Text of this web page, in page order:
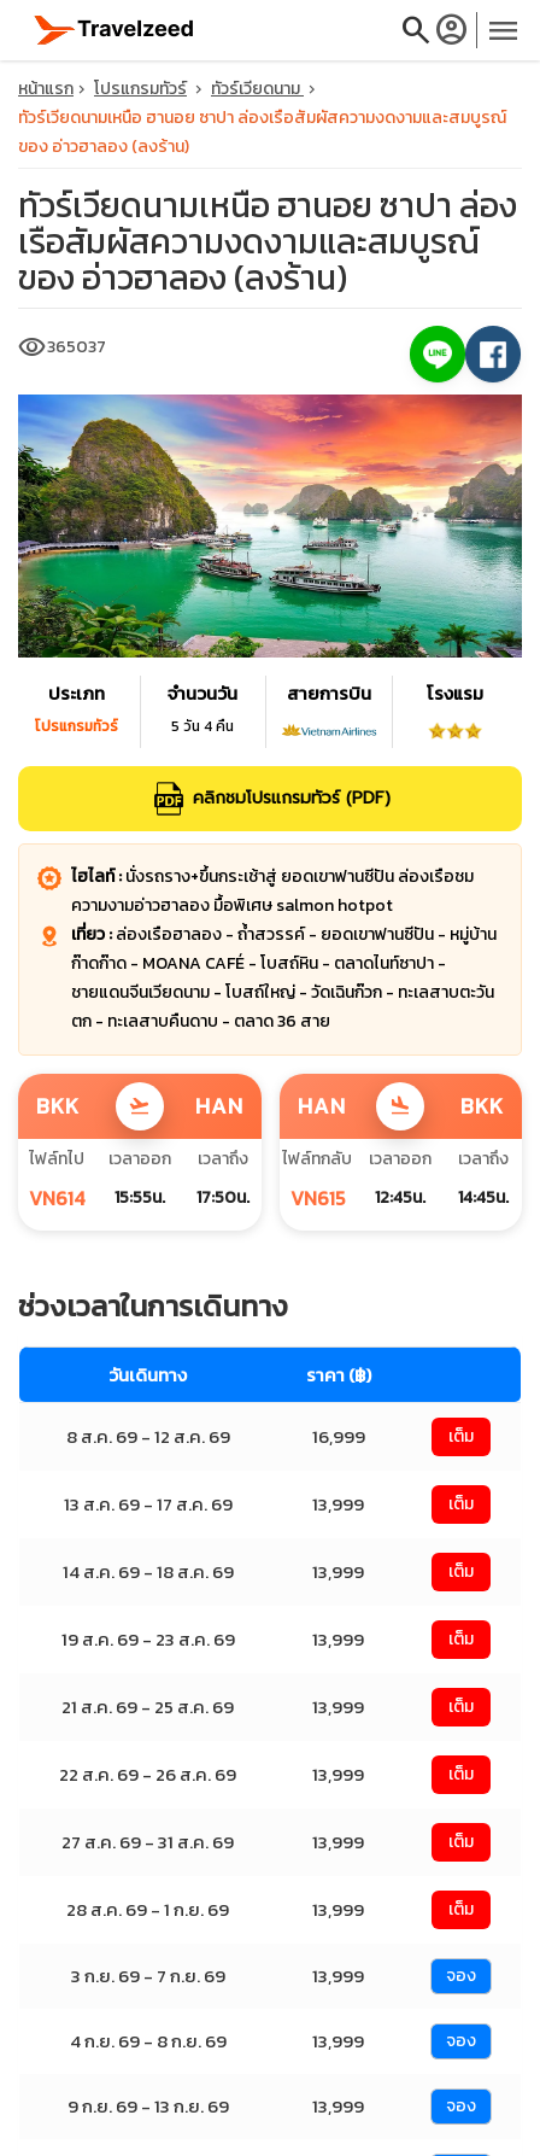
searchaccount_circle menu
close
travel_explore
calendar_month
search
หน้าแรก โปรแกรมทัวร์
ทัวร์เวียดนาม
ทัวร์เวียดนามเหนือ ฮานอย ซาปา ล่องเรือสัมผัสความงดงามและสมบูรณ์
ของ อ่าวฮาลอง (ลงร้าน)
ทัวร์เวียดนามเหนือ ฮานอย ซาปา ล่อง
เรือสัมผัสความงดงามและสมบูรณ์
ของ อ่าวฮาลอง (ลงร้าน)
visibility365037
ประเภท
โปรแกรมทัวร์
จำนวนวัน
5 วัน 4 คืน
สายการบิน โรงแรม
คลิกชมโปรแกรมทัวร์ (PDF)
ไฮไลท์ :นั่งรถราง+ขึ้นกระเช้าสู่ ยอดเขาฟานซีปัน ล่องเรือชม
ความงามอ่าวฮาลอง มื้อพิเศษ salmon hotpot
เที่ยว :ล่องเรือฮาลอง - ถ้ำสวรรค์ - ยอดเขาฟานซีปัน - หมู่บ้าน
ก๊าดก๊าด - MOANA CAFÉ - โบสถ์หิน - ตลาดไนท์ซาปา -
ชายแดนจีนเวียดนาม - โบสถ์ใหญ่ - วัดเฉินก๊วก - ทะเลสาบตะวัน
ตก - ทะเลสาบคืนดาบ - ตลาด 36 สาย
BKK flight_takeoff HAN
ไฟล์ทไป
VN614
เวลาออก
15:55น.
เวลาถึง
17:50น.
HAN flight_land BKK
ไฟล์ทกลับ
VN615
เวลาออก
12:45น.
เวลาถึง
14:45น.
ช่วงเวลาในการเดินทาง
วันเดินทาง ราคา (฿)
8 ส.ค. 69 - 12 ส.ค. 69 16,999 เต็ม
13 ส.ค. 69 - 17 ส.ค. 69 13,999 เต็ม
14 ส.ค. 69 - 18 ส.ค. 69 13,999 เต็ม
19 ส.ค. 69 - 23 ส.ค. 69 13,999 เต็ม
21 ส.ค. 69 - 25 ส.ค. 69 13,999 เต็ม
22 ส.ค. 69 - 26 ส.ค. 69 13,999 เต็ม
27 ส.ค. 69 - 31 ส.ค. 69 13,999 เต็ม
28 ส.ค. 69 - 1 ก.ย. 69 13,999 เต็ม
3 ก.ย. 69 - 7 ก.ย. 69 13,999 จอง
4 ก.ย. 69 - 8 ก.ย. 69 13,999 จอง
9 ก.ย. 69 - 13 ก.ย. 69 13,999 จอง